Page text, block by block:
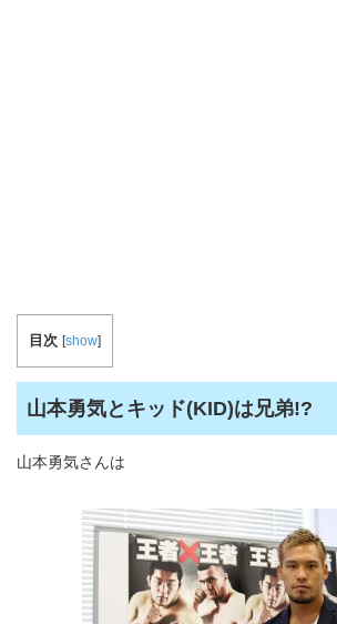
目次 [show]
山本勇気とキッド(KID)は兄弟!?
山本勇気さんは